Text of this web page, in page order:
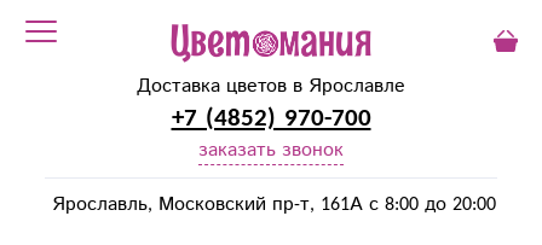
Доставка цветов в Ярославле
+7 (4852) 970-700
заказать звонок
Ярославль, Московский пр-т, 161А с 8:00 до 20:00